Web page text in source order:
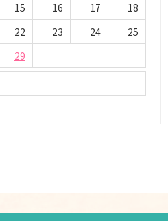
15 16 17
18
22 23 24
25
29